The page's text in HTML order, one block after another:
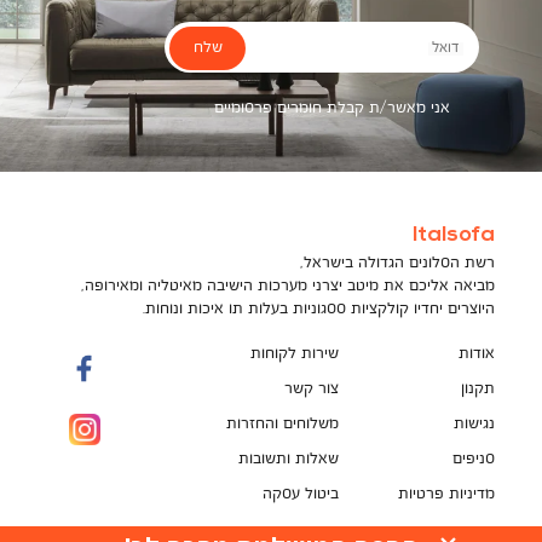
דואל
אני מאשר/ת קבלת חומרים פרסומיים
שלח
Italsofa
רשת הסלונים הגדולה בישראל,
מביאה אליכם את מיטב יצרני מערכות הישיבה מאיטליה ומאירופה,
היוצרים יחדיו קולקציות ססגוניות בעלות תו איכות ונוחות.
אודות
תקנון
נגישות
סניפים
מדיניות פרטיות
שירות לקוחות
צור קשר
משלוחים והחזרות
שאלות ותשובות
ביטול עסקה
תקנון מועדון לקוחות